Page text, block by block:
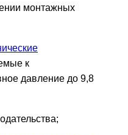
монтажных
к
давление до 9,8